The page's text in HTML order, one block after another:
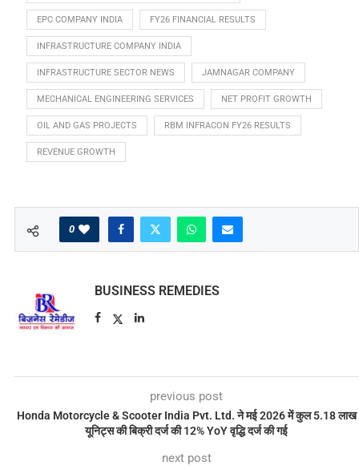
EPC COMPANY INDIA FY26 FINANCIAL RESULTS
INFRASTRUCTURE COMPANY INDIA
INFRASTRUCTURE SECTOR NEWS JAMNAGAR COMPANY
MECHANICAL ENGINEERING SERVICES NET PROFIT GROWTH
OIL AND GAS PROJECTS RBM INFRACON FY26 RESULTS
REVENUE GROWTH
0
BUSINESS REMEDIES
previous post
Honda Motorcycle & Scooter India Pvt. Ltd. ने मई 2026 में कुल 5.18 लाख
यूनिट्स की बिक्री दर्ज की 12% YoY वृद्धि दर्ज की गई
next post